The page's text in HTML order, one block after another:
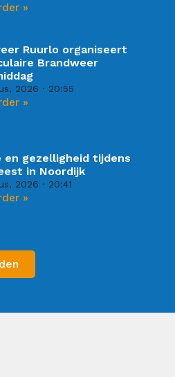
»
Ruurlo organiseert
Brandweer
2026 20:55
»
en gezelligheid tijdens
in Noordijk
2026 20:41
»